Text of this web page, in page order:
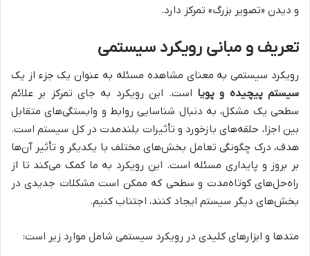
و دیدن «تصویر بزرگ» تمرکز دارد.
تعریف و مبانی رویکرد سیستمی
رویکرد سیستمی به معنای مشاهده مسئله به عنوان یک جزء از یک
سیستم پیچیده و پویا است. این رویکرد به جای تمرکز بر علائم
سطحی یک مشکل، به دنبال شناسایی روابط و وابستگی‌های متقابل
بین اجزا، حلقه‌های بازخورد و تأثیرات بلندمدت در کل سیستم است.
هدف، درک چگونگی تعامل بخش‌های مختلف با یکدیگر و تأثیر آن‌ها
بر بروز و پایداری مسئله است. این رویکرد به ما کمک می‌کند تا از
راه‌حل‌های کوتاه‌مدت و سطحی که ممکن است مشکلات جدیدی در
بخش‌های دیگر سیستم ایجاد کنند، اجتناب کنیم.
متدها و ابزارهای کلیدی در رویکرد سیستمی شامل موارد زیر است: